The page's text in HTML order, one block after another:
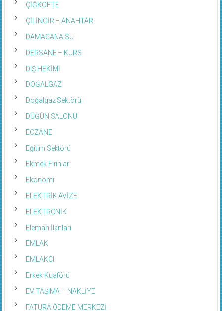
ÇİĞKÖFTE
ÇİLİNGİR – ANAHTAR
DAMACANA SU
DERSANE – KURS
DIŞ HEKİMİ
DOĞALGAZ
Doğalgaz Sektörü
DÜĞÜN SALONU
ECZANE
Eğitim Sektörü
Ekmek Fırınları
Ekonomi
ELEKTRİK AVİZE
ELEKTRONİK
Eleman İlanları
EMLAK
EMLAKÇI
Erkek Kuaförü
EV TAŞIMA – NAKLİYE
FATURA ÖDEME MERKEZİ